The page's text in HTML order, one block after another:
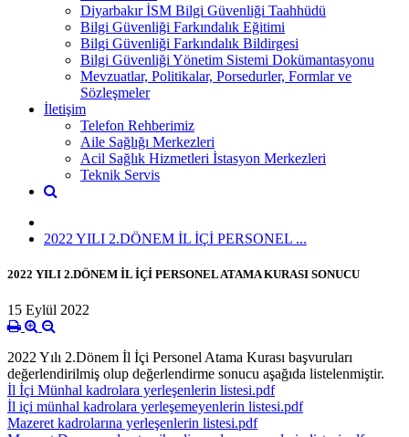
Diyarbakır İSM Bilgi Güvenliği Taahhüdü
Bilgi Güvenliği Farkındalık Eğitimi
Bilgi Güvenliği Farkındalık Bildirgesi
Bilgi Güvenliği Yönetim Sistemi Dokümantasyonu
Mevzuatlar, Politikalar, Porsedurler, Formlar ve
Sözleşmeler
İletişim
Telefon Rehberimiz
Aile Sağlığı Merkezleri
Acil Sağlık Hizmetleri İstasyon Merkezleri
Teknik Servis
2022 YILI 2.DÖNEM İL İÇİ PERSONEL ...
2022 YILI 2.DÖNEM İL İÇİ PERSONEL ATAMA KURASI SONUCU
15 Eylül 2022
2022 Yılı 2.Dönem İl İçi Personel Atama Kurası başvuruları
değerlendirilmiş olup değerlendirme sonucu aşağıda listelenmiştir.
İl İçi Münhal kadrolara yerleşenlerin listesi.pdf
İl içi münhal kadrolara yerleşemeyenlerin listesi.pdf
Mazeret kadrolarına yerleşenlerin listesi.pdf